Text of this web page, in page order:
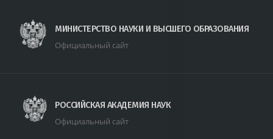
МИНИСТЕРСТВО НАУКИ И ВЫСШЕГО ОБРАЗОВАНИЯ
Официальный сайт
РОССИЙСКАЯ АКАДЕМИЯ НАУК
Официальный сайт